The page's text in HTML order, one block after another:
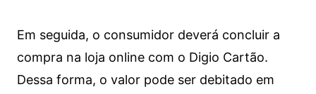
Em seguida, o consumidor deverá concluir a
compra na loja online com o Digio Cartão.
Dessa forma, o valor pode ser debitado em